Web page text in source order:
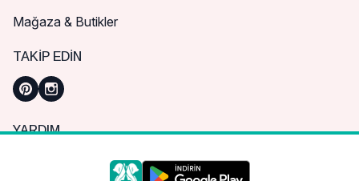
Mağaza & Butikler
TAKIP EDIN
YARDIM
Sık Sorulan Sorular